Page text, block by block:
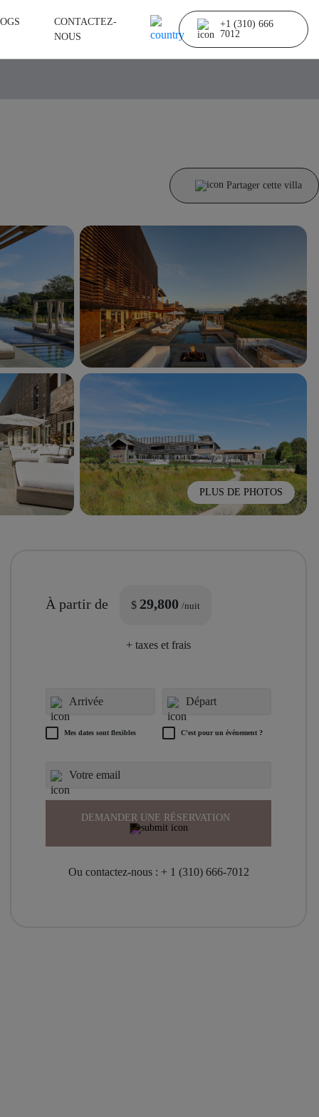
CONTACTEZ-
NOUS
+1 (310) 666
7012
Partager cette villa
PLUS DE PHOTOS
À partir de $ 29,800 /nuit
+ taxes et frais
Mes dates sont flexibles C'est pour un événement ?
DEMANDER UNE RÉSERVATION
Ou contactez-nous : + 1 (310) 666-7012